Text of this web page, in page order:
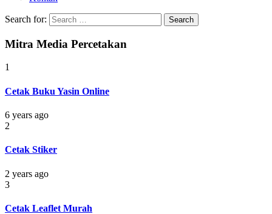
Search for:
Mitra Media Percetakan
1
Cetak Buku Yasin Online
6 years ago
2
Cetak Stiker
2 years ago
3
Cetak Leaflet Murah